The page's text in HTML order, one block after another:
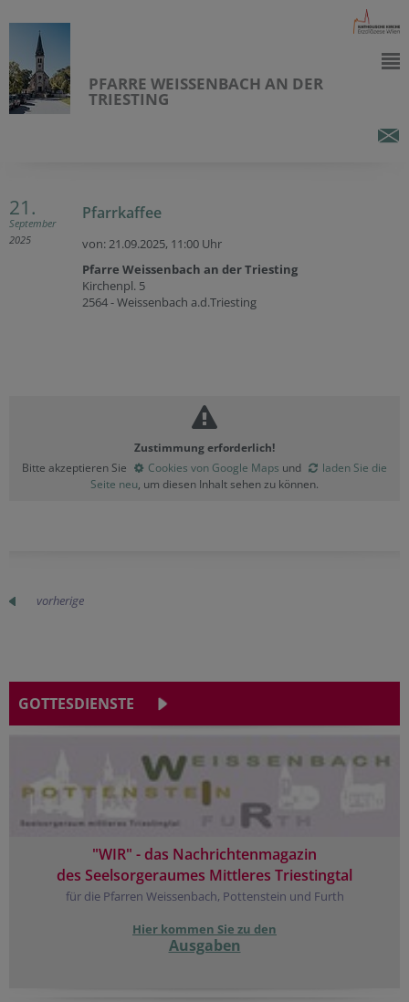
PFARRE WEISSENBACH AN DER
TRIESTING
21.
September
2025
Pfarrkaffee
von: 21.09.2025, 11:00 Uhr
Pfarre Weissenbach an der Triesting
Kirchenpl. 5
2564 - Weissenbach a.d.Triesting
Zustimmung erforderlich!
Bitte akzeptieren Sie
Cookies von Google Maps und
laden Sie die
Seite neu, um diesen Inhalt sehen zu können.
vorherige
GOTTESDIENSTE
"WIR" - das Nachrichtenmagazin
des Seelsorgeraumes Mittleres Triestingtal
für die Pfarren Weissenbach, Pottenstein und Furth
Hier kommen Sie zu den
Ausgaben